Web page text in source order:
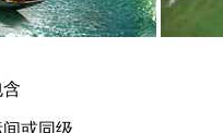
或同级